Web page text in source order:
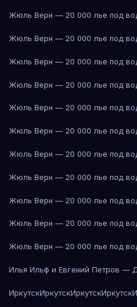
Жюль Верн — 20 000 лье под
Жюль Верн — 20 000 лье под
Жюль Верн — 20 000 лье под
Жюль Верн — 20 000 лье под
Жюль Верн — 20 000 лье под
Жюль Верн — 20 000 лье под
Жюль Верн — 20 000 лье под
Жюль Верн — 20 000 лье под
Жюль Верн — 20 000 лье под
Жюль Верн — 20 000 лье под
Жюль Верн — 20 000 лье под
Илья Ильф и Евгений Петров —
ИркутскИркутскИркутскИркутск